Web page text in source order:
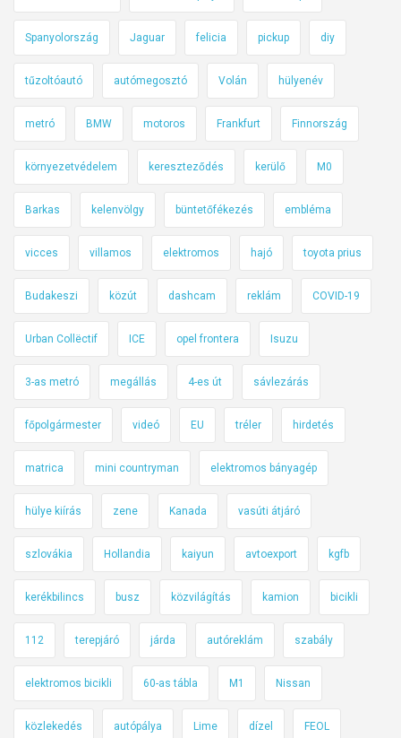
Spanyolország Jaguar felicia pickup diy
tűzoltóautó autómegosztó Volán hülyenév
metró BMW motoros Frankfurt Finnország
környezetvédelem kereszteződés kerülő M0
Barkas kelenvölgy büntetőfékezés embléma
vicces villamos elektromos hajó toyota prius
Budakeszi közút dashcam reklám COVID-19
Urban Collëctif ICE opel frontera Isuzu
3-as metró megállás 4-es út sávlezárás
főpolgármester videó EU tréler hirdetés
matrica mini countryman elektromos bányagép
hülye kiírás zene Kanada vasúti átjáró
szlovákia Hollandia kaiyun avtoexport kgfb
kerékbilincs busz közvilágítás kamion bicikli
112 terepjáró járda autóreklám szabály
elektromos bicikli 60-as tábla M1 Nissan
közlekedés autópálya Lime dízel FEOL